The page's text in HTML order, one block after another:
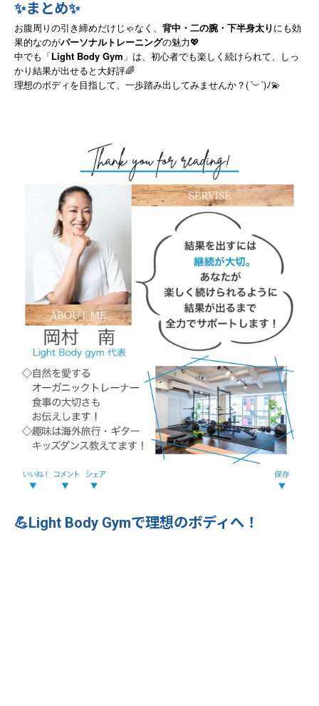
✨まとめ✨
お腹周りの引き締めだけじゃなく、 背中・二の腕・下半身太りにも効
果的なのがパーソナルトレーニングの魅力💖
中でも「Light Body Gym 」は、初心者でも楽しく続けられて、しっ
かり結果が出せると大好評🌈
理想のボディを目指して、一歩踏み出してみませんか？ (´︶`)ﾉ💫
💪Light Body Gymで理想のボディへ！